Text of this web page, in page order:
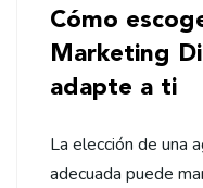
Cómo
Marketing
adapte a ti
La elección de una
adecuada puede